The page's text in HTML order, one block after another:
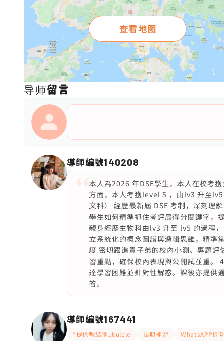
查看地图
导师留言
導師編號140208
本人為2026 年DSE學生，本人在校考
方面，本人考獲level 5 ，由lv3 升至
文科） 經歷最新屆 DSE 考制，深刻理
學生如何精準抓住考評局得分關鍵字，
親身經歷生物科由lv3 升至 lv5 的過程
立系統化的概念圖譜與邏輯思維，精準
度 密切跟進貴子弟的校內小測、專題
習重點，確保校內表現與公開試並重。
達學習困難並針對性解惑。課後亦提供
答。
導師編號167441
*提供教結他ukulele 長期補習 WhatsAPP問